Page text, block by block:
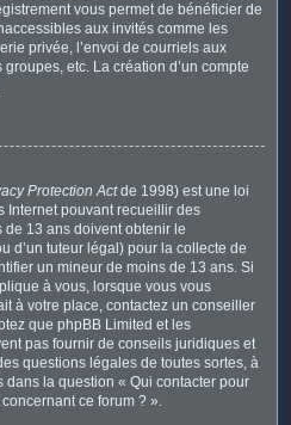
vous permet de bénéficier de
aux invités comme les
privée, l’envoi de courriels aux
etc. La création d’un compte
Protection Actde 1998) est une loi
Internet pouvant recueillir des
13 ans doivent obtenir le
d’un tuteur légal) pour la collecte de
un mineur de moins de 13 ans. Si
à vous, lorsque vous vous
à votre place, contactez un conseiller
que phpBB Limited et les
pas fournir de conseils juridiques et
questions légales de toutes sortes, à
dans la question « Qui contacter pour
ce forum ? ».